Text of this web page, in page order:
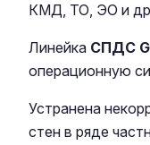
КМД, ТО, ЭО и
Линейка СПДС
операционную
Устранена
стен в ряде